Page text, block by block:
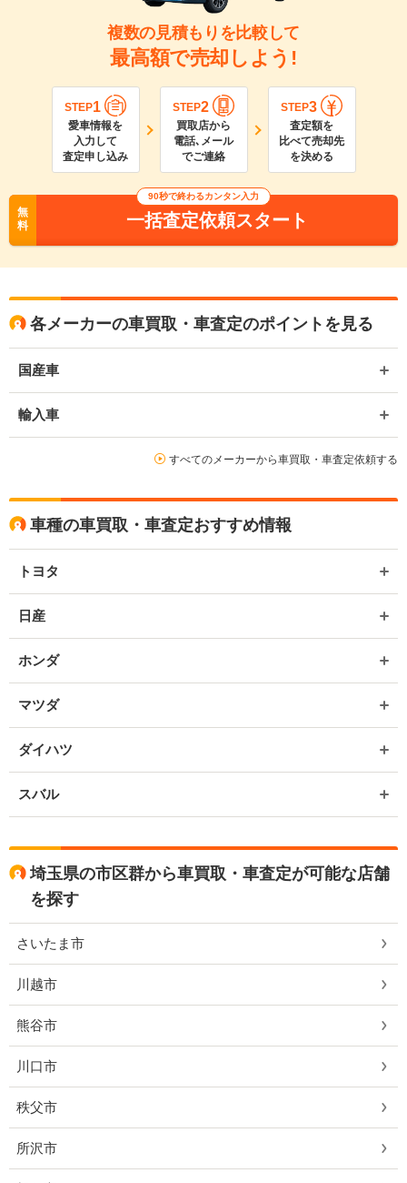
複数の見積もりを比較して
最高額で売却しよう!
STEP1
愛車情報を
入力して
査定申し込み
STEP2
買取店から
電話､メール
でご連絡
STEP3
査定額を
比べて売却先
を決める
無
料
90秒で終わるカンタン入力
一括査定依頼スタート
各メーカーの車買取・車査定のポイントを見る
国産車
輸入車
すべてのメーカーから車買取・車査定依頼する
車種の車買取・車査定おすすめ情報
トヨタ
日産
ホンダ
マツダ
ダイハツ
スバル
埼玉県の市区群から車買取・車査定が可能な店舗
を探す
さいたま市
川越市
熊谷市
川口市
秩父市
所沢市